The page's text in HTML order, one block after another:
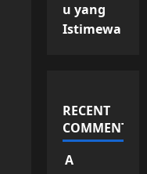
u yang
Istimewa
RECENT
COMMENTS
A